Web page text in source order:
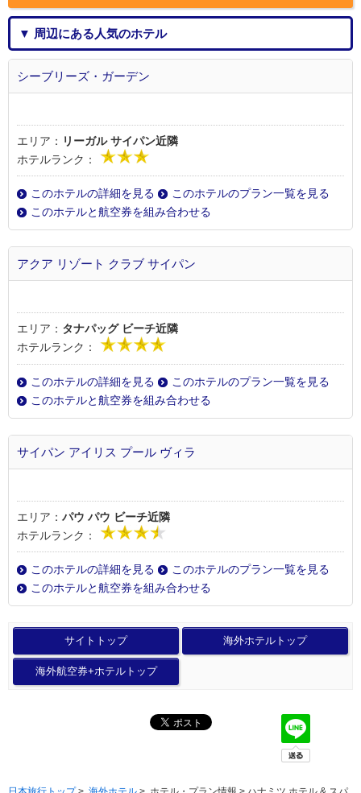
▼ 周辺にある人気のホテル
シーブリーズ・ガーデン
エリア： リーガル サイパン近隣
ホテルランク：
このホテルの詳細を見る
このホテルのプラン一覧を見る
このホテルと航空券を組み合わせる
アクア リゾート クラブ サイパン
エリア： タナパッグ ビーチ近隣
ホテルランク：
このホテルの詳細を見る
このホテルのプラン一覧を見る
このホテルと航空券を組み合わせる
サイパン アイリス プール ヴィラ
エリア： パウ パウ ビーチ近隣
ホテルランク：
このホテルの詳細を見る
このホテルのプラン一覧を見る
このホテルと航空券を組み合わせる
サイトトップ 海外ホテルトップ
海外航空券+ホテルトップ